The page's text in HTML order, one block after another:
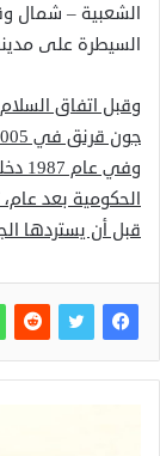
الشعبية – شمال
السيطرة على
وقبل اتفاق
وفي
قبل أن يستردها